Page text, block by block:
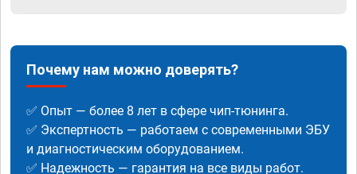
Почему нам можно доверять?
✅ Опыт — более 8 лет в сфере чип-тюнинга.
✅ Экспертность — работаем с современными ЭБУ
и диагностическим оборудованием.
✅ Надежность — гарантия на все виды работ.